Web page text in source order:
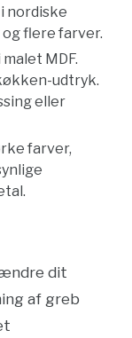
nordiske
flere farver.
MDF.
udtryk.
eller
farver,
dit
af greb